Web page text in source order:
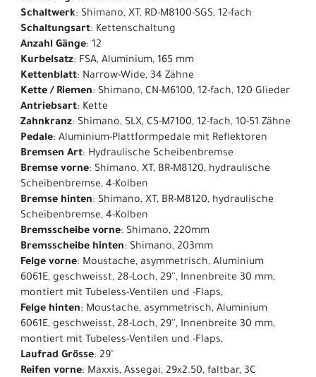
Schaltwerk: Shimano, XT, RD-M8100-SGS, 12-fach
Schaltungsart: Kettenschaltung
Anzahl Gänge: 12
Kurbelsatz: FSA, Aluminium, 165 mm
Kettenblatt: Narrow-Wide, 34 Zähne
Kette / Riemen: Shimano, CN-M6100, 12-fach, 120 Glieder
Antriebsart: Kette
Zahnkranz: Shimano, SLX, CS-M7100, 12-fach, 10-51 Zähne
Pedale: Aluminium-Plattformpedale mit Reflektoren
Bremsen Art: Hydraulische Scheibenbremse
Bremse vorne: Shimano, XT, BR-M8120, hydraulische
Scheibenbremse, 4-Kolben
Bremse hinten: Shimano, XT, BR-M8120, hydraulische
Scheibenbremse, 4-Kolben
Bremsscheibe vorne: Shimano, 220mm
Bremsscheibe hinten: Shimano, 203mm
Felge vorne: Moustache, asymmetrisch, Aluminium
6061E, geschweisst, 28-Loch, 29'', Innenbreite 30 mm,
montiert mit Tubeless-Ventilen und -Flaps,
Felge hinten: Moustache, asymmetrisch, Aluminium
6061E, geschweisst, 28-Loch, 29'', Innenbreite 30 mm,
montiert mit Tubeless-Ventilen und -Flaps,
Laufrad Grösse: 29"
Reifen vorne: Maxxis, Assegai, 29x2.50, faltbar, 3C